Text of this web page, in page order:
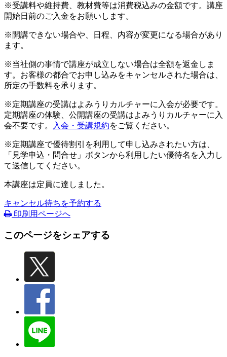
※受講料や維持費、教材費等は消費税込みの金額です。講座
開始日前のご入金をお願いします。
※開講できない場合や、日程、内容が変更になる場合があり
ます。
※当社側の事情で講座が成立しない場合は全額を返金しま
す。お客様の都合でお申し込みをキャンセルされた場合は、
所定の手数料を承ります。
※定期講座の受講はよみうりカルチャーに入会が必要です。
定期講座の体験、公開講座の受講はよみうりカルチャーに入
会不要です。
入会・受講規約をご覧ください。
※定期講座で優待割引を利用して申し込みされたい方は、
「見学申込・問合せ」ボタンから利用したい優待名を入力し
て送信してください。
本講座は定員に達しました。
キャンセル待ちを予約する
印刷用ページへ
このページをシェアする